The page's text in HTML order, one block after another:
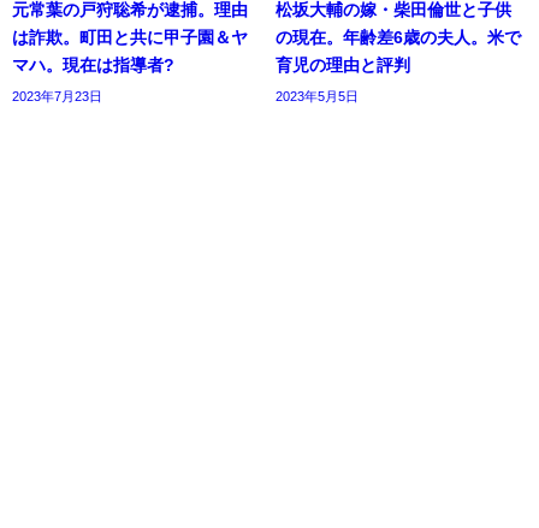
元常葉の戸狩聡希が逮捕。理由
は詐欺。町田と共に甲子園＆ヤ
マハ。現在は指導者?
2023年7月23日
松坂大輔の嫁・柴田倫世と子供
の現在。年齢差6歳の夫人。米で
育児の理由と評判
2023年5月5日